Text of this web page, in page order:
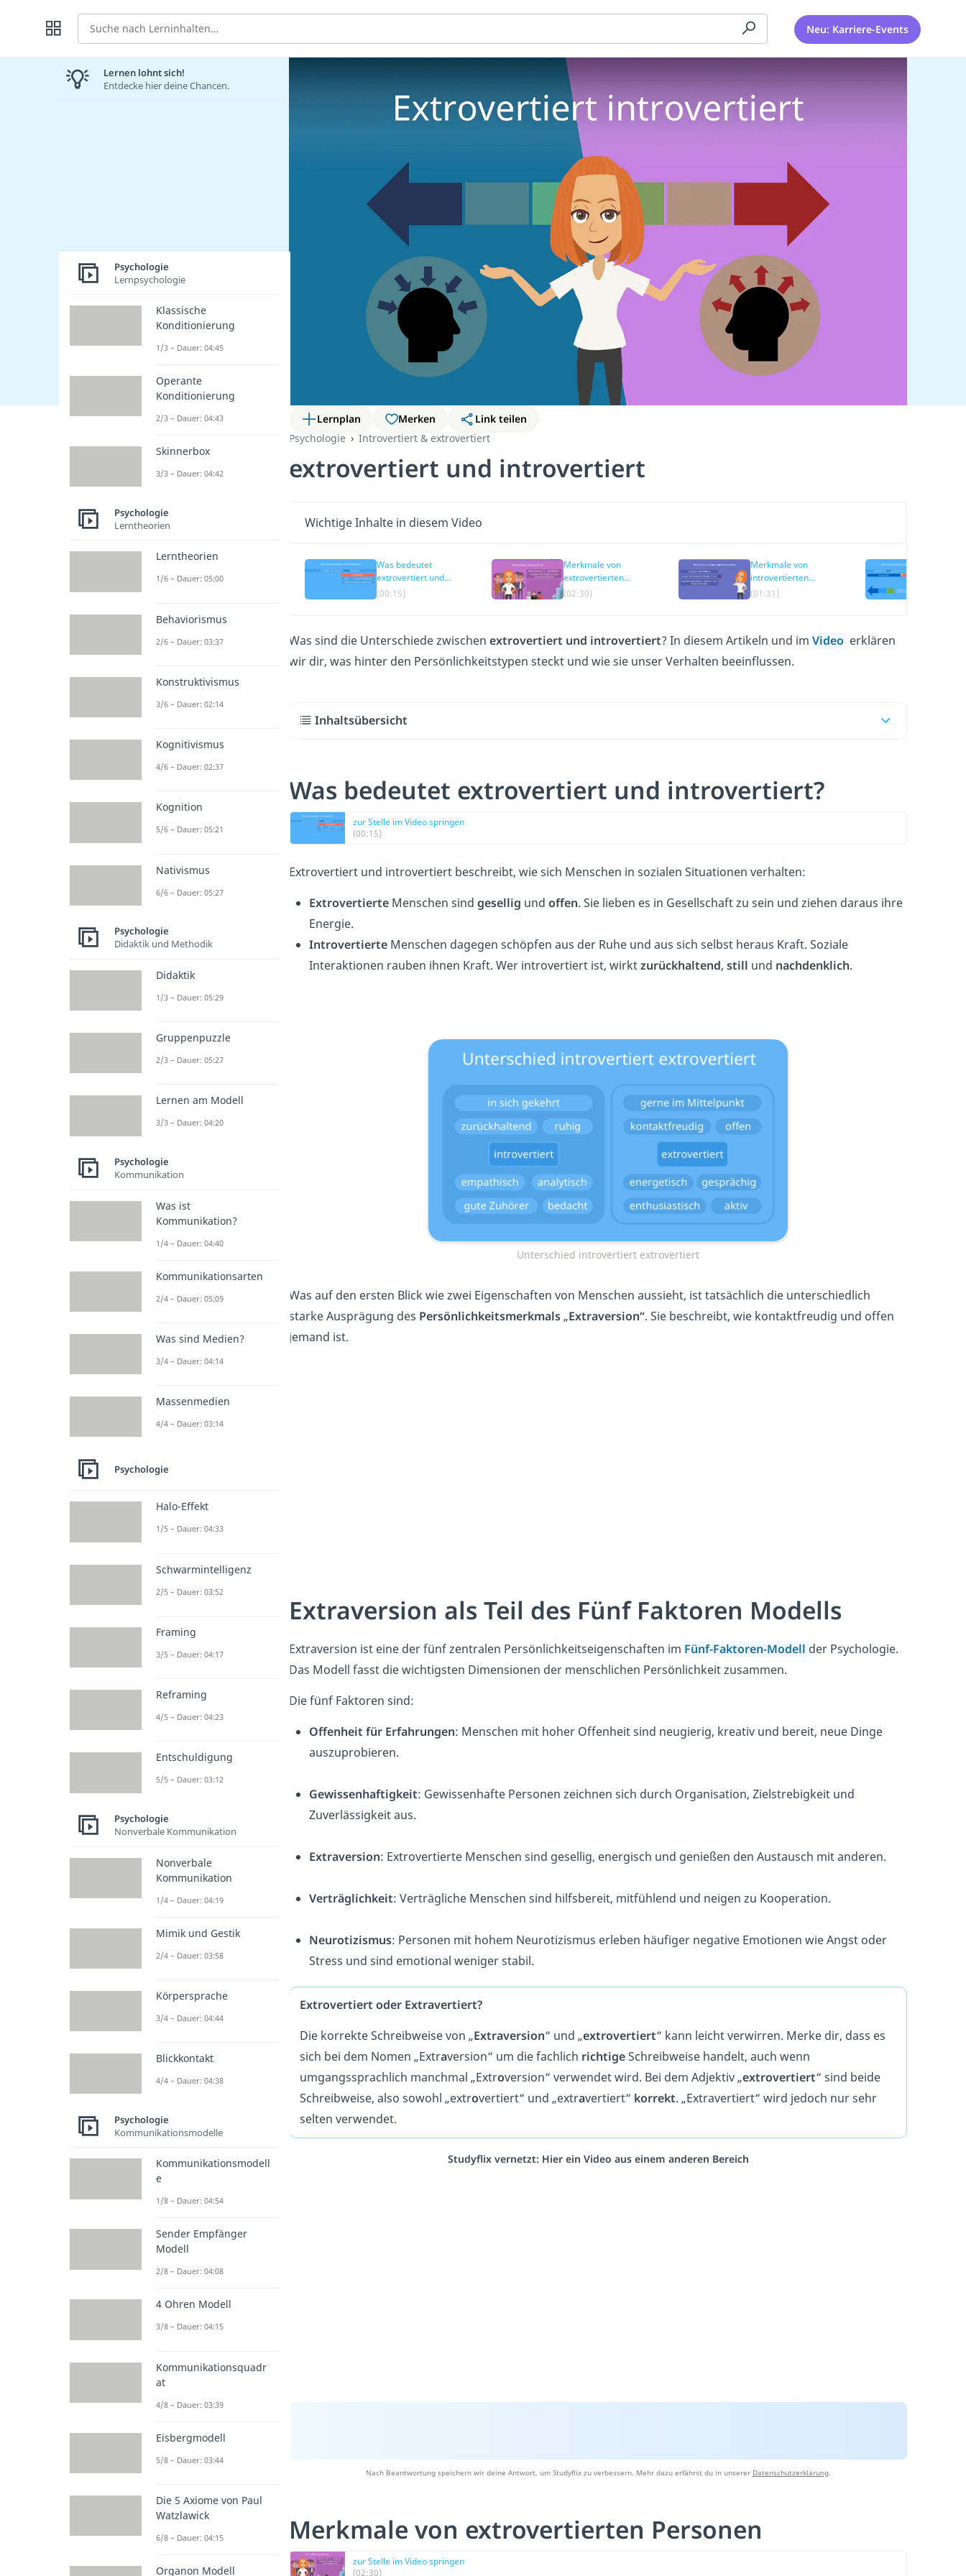
Suche Neu: Karriere-Events
Lernplan Merken
Link teilen
Psychologie
Introvertiert & extrovertiert
extrovertiert und introvertiert
Wichtige Inhalte in diesem Video
Was bedeutet
extrovertiert und
introvertiert?
(00:15)
Merkmale von
extrovertierten
Personen
(02:30)
Merkmale von
introvertierten
Personen
(01:31)
Was sind die Unterschiede zwischen extrovertiert und introvertiert? In diesem Artikeln und im Video erklären
wir dir, was hinter den Persönlichkeitstypen steckt und wie sie unser Verhalten beeinflussen.
Inhaltsübersicht
Was bedeutet extrovertiert und introvertiert?
zur Stelle im Video springen
(00:15)
Extrovertiert und introvertiert beschreibt, wie sich Menschen in sozialen Situationen verhalten:
Extrovertierte Menschen sind gesellig und offen. Sie lieben es in Gesellschaft zu sein und ziehen daraus ihre
Energie.
Introvertierte Menschen dagegen schöpfen aus der Ruhe und aus sich selbst heraus Kraft. Soziale
Interaktionen rauben ihnen Kraft. Wer introvertiert ist, wirktzurückhaltend, still und nachdenklich.
Unterschied introvertiert extrovertiert
Was auf den ersten Blick wie zwei Eigenschaften von Menschen aussieht, ist tatsächlich die unterschiedlich
starke Ausprägung des Persönlichkeitsmerkmals„Extraversion“. Sie beschreibt, wie kontaktfreudig und offen
jemand ist.
Extraversion als Teil des Fünf Faktoren Modells
Extraversion ist eine der fünf zentralen Persönlichkeitseigenschaften im Fünf-Faktoren-Modell der Psychologie.
Das Modell fasst die wichtigsten Dimensionen der menschlichen Persönlichkeit zusammen.
Die fünf Faktoren sind:
Offenheit für Erfahrungen: Menschen mit hoher Offenheit sind neugierig, kreativ und bereit, neue Dinge
auszuprobieren.
Gewissenhaftigkeit: Gewissenhafte Personen zeichnen sich durch Organisation, Zielstrebigkeit und
Zuverlässigkeit aus.
Extraversion: Extrovertierte Menschen sind gesellig, energisch und genießen den Austausch mit anderen.
Verträglichkeit: Verträgliche Menschen sind hilfsbereit, mitfühlend und neigen zu Kooperation.
Neurotizismus: Personen mit hohem Neurotizismus erleben häufiger negative Emotionen wie Angst oder
Stress und sind emotional weniger stabil.
Extrovertiert oder Extravertiert?
Die korrekte Schreibweise von „Extraversion“ und „extrovertiert“ kann leicht verwirren. Merke dir, dass es
sich bei dem Nomen „Extraversion“ um die fachlich richtigeSchreibweise handelt, auch wenn
umgangssprachlich manchmal „Extroversion“ verwendet wird. Bei dem Adjektiv „extrovertiert“ sind beide
Schreibweise, also sowohl „extrovertiert“ und „extravertiert“ korrekt. „Extravertiert“ wird jedoch nur sehr
selten verwendet.
Studyflix vernetzt: Hier ein Video aus einem anderen Bereich
Nach Beantwortung speichern wir deine Antwort, um Studyflix zu verbessern. Mehr dazu erfährst du in unserer Datenschutzerklärung.
Merkmale von extrovertierten Personen
zur Stelle im Video springen
(02:30)
Lernen lohnt sich!
Entdecke hier deine Chancen.
Psychologie
Lernpsychologie
Klassische
Konditionierung
1/3 – Dauer: 04:45
Operante
Konditionierung
2/3 – Dauer: 04:43
Skinnerbox
3/3 – Dauer: 04:42
Psychologie
Lerntheorien
Lerntheorien
1/6 – Dauer: 05:00
Behaviorismus
2/6 – Dauer: 03:37
Konstruktivismus
3/6 – Dauer: 02:14
Kognitivismus
4/6 – Dauer: 02:37
Kognition
5/6 – Dauer: 05:21
Nativismus
6/6 – Dauer: 05:27
Psychologie
Didaktik und Methodik
Didaktik
1/3 – Dauer: 05:29
Gruppenpuzzle
2/3 – Dauer: 05:27
Lernen am Modell
3/3 – Dauer: 04:20
Psychologie
Kommunikation
Was ist
Kommunikation?
1/4 – Dauer: 04:40
Kommunikationsarten
2/4 – Dauer: 05:09
Was sind Medien?
3/4 – Dauer: 04:14
Massenmedien
4/4 – Dauer: 03:14
Psychologie
Halo-Effekt
1/5 – Dauer: 04:33
Schwarmintelligenz
2/5 – Dauer: 03:52
Framing
3/5 – Dauer: 04:17
Reframing
4/5 – Dauer: 04:23
Entschuldigung
5/5 – Dauer: 03:12
Psychologie
Nonverbale Kommunikation
Nonverbale
Kommunikation
1/4 – Dauer: 04:19
Mimik und Gestik
2/4 – Dauer: 03:58
Körpersprache
3/4 – Dauer: 04:44
Blickkontakt
4/4 – Dauer: 04:38
Psychologie
Kommunikationsmodelle
Kommunikationsmodell
e
1/8 – Dauer: 04:54
Sender Empfänger
Modell
2/8 – Dauer: 04:08
4 Ohren Modell
3/8 – Dauer: 04:15
Kommunikationsquadr
at
4/8 – Dauer: 03:39
Eisbergmodell
5/8 – Dauer: 03:44
Die 5 Axiome von Paul
Watzlawick
6/8 – Dauer: 04:15
Organon Modell